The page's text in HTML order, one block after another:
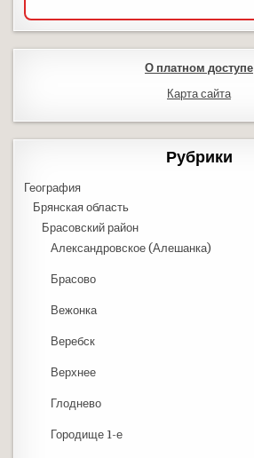
О платном доступе
Карта сайта
Рубрики
География
Брянская область
Брасовский район
Александровское (Алешанка)
Брасово
Вежонка
Веребск
Верхнее
Глоднево
Городище 1-е